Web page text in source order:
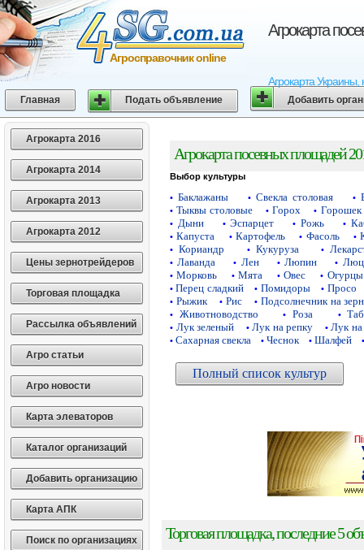
Агрокарта
Агрокарта
Агросправочник online
Главная Подать объявление Добавить
Агрокарта 2016
Агрокарта 2014
Агрокарта 2013
Агрокарта 2012
Цены зернотрейдеров
Торговая площадка
Рассылка объявлений
Агро статьи
Агро новости
Карта элеваторов
Каталог организаций
Добавить организацию
Карта АПК
Поиск по организациях
Агрокарта посевных площадей
Выбор культуры
• Баклажаны • Свекла столовая •
• Тыквы столовые • Горох • Горошек
• Дыни • Эспарцет • Рожь •
• Капуста • Картофель • Фасоль •
• Кориандр • Кукуруза •
• Лаванда • Лен • Люпин •
• Морковь • Мята • Овес • Огурцы
• Перец сладкий • Помидоры • Просо
• Рыжик • Рис • Подсолнечник на
• Животноводство • Роза •
• Лук зеленый • Лук на репку • Лук на
• Сахарная свекла • Чеснок • Шалфей •
Полный список культур
Торговая площадка, последние 5